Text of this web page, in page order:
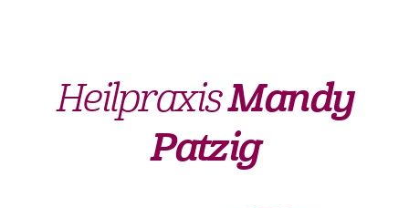
HeilpraxisMandy
Patzig